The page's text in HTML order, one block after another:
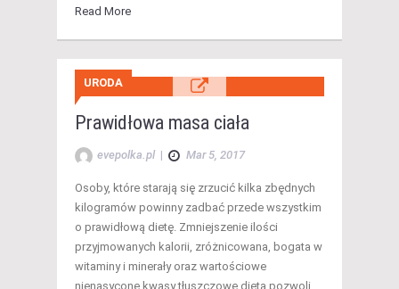
Read More
URODA
Prawidłowa masa ciała
evepolka.pl | Mar 5, 2017
Osoby, które starają się zrzucić kilka zbędnych
kilogramów powinny zadbać przede wszystkim
o prawidłową dietę. Zmniejszenie ilości
przyjmowanych kalorii, zróżnicowana, bogata w
witaminy i minerały oraz wartościowe
nienasycone kwasy tłuszczowe dieta pozwoli